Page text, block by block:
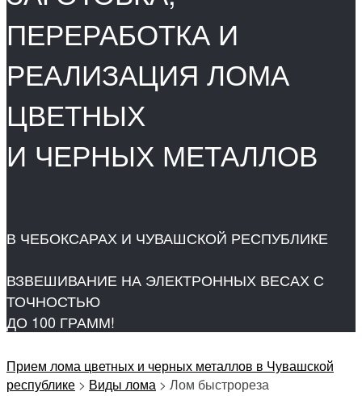
ПЕРЕРАБОТКА И
РЕАЛИЗАЦИЯ ЛОМА
ЦВЕТНЫХ
И ЧЕРНЫХ МЕТАЛЛОВ
В ЧЕБОКСАРАХ И ЧУВАШСКОЙ РЕСПУБЛИКЕ
ВЗВЕШИВАНИЕ НА ЭЛЕКТРОННЫХ ВЕСАХ С
ТОЧНОСТЬЮ
ДО 100 ГРАММ!
Прием лома цветных и черных металлов в Чувашской
республике > Виды лома > Лом быстрореза